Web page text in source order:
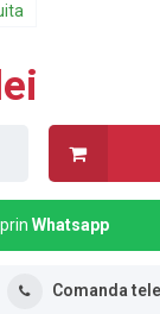
Whatsapp
Comanda